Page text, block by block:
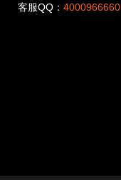
客服QQ： 4000966660